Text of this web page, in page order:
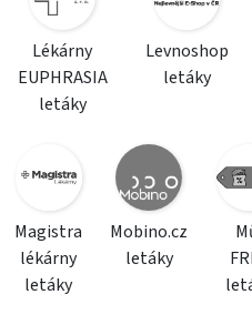
Lékárny
EUPHRASIA
letáky
Levnoshop
letáky
Magistra
lékárny
letáky
Mobino.cz
letáky